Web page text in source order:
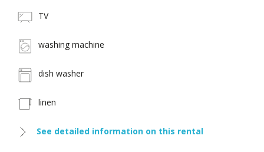
TV
washing machine
dish washer
linen
See detailed information on this rental